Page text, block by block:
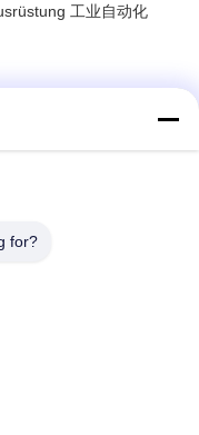
工业自动化
Sie uns bitte.
for?